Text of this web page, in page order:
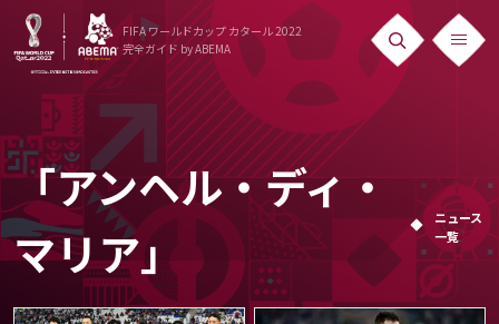
FIFA ワールドカップ カタール 2022
完全ガイドby ABEMA
ニュース
News
出場国
Teams
日本代表
「アンヘル・ディ・
マリア」
ニュース
一覧